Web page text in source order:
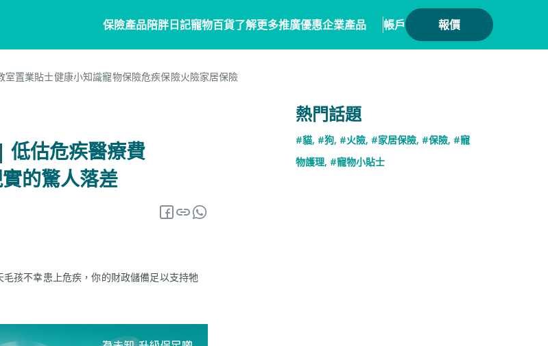
保險產品
家電保養保險
火險
陪胖日記
立即下載
Pawbook Tag
寵物百貨了解更多推廣優惠
毛範生會員計劃
企業產品
數碼保險
數字資產保險
帳戶 報價
室置業貼士健康小知識寵物保險危疾保險火險家居保險
低估危疾醫療費
的驚人落差
孩不幸患上危疾，你的財政儲備足以支持牠
熱門話題
#貓, #狗, #火險, #家居保險, #保險, #寵
物護理, #寵物小貼士